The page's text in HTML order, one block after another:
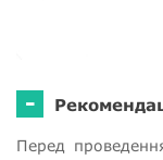
-
Перед